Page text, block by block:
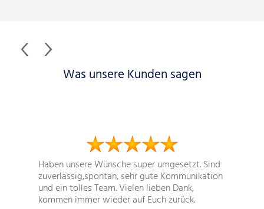
Was unsere Kunden sagen
Haben unsere Wünsche super umgesetzt. Sind
zuverlässig,spontan, sehr gute Kommunikation
und ein tolles Team. Vielen lieben Dank,
kommen immer wieder auf Euch zurück.